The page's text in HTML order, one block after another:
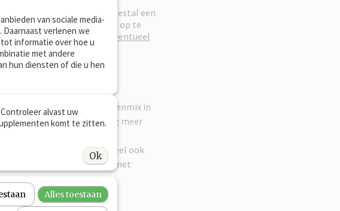
hebben zonder dat er meestal een
vaak een grote puzzel om op te
suikergevoeligheid zouden
eventueel
kan de SuikerFit kruidenmix in
paardende darmen nog meer
goede darmbacteriën.
verliest, kan het eventueel ook
weer aan te vullen met
van sociale media-
verlenen we
informatie over hoe u
met andere
hun diensten of die u hen
alvast uw
komt te zitten.
Ok
Alles toestaan